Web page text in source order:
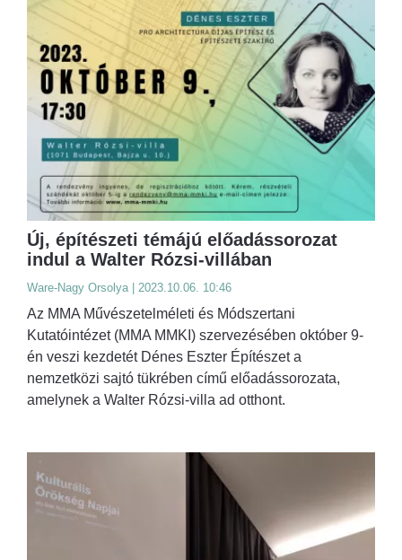
Új, építészeti témájú előadássorozat
indul a Walter Rózsi-villában
Ware-Nagy Orsolya | 2023.10.06. 10:46
Az MMA Művészetelméleti és Módszertani
Kutatóintézet (MMA MMKI) szervezésében október 9-
én veszi kezdetét Dénes Eszter Építészet a
nemzetközi sajtó tükrében című előadássorozata,
amelynek a Walter Rózsi-villa ad otthont.